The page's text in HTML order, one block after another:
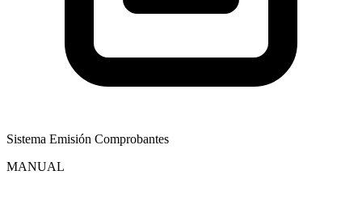
Sistema Emisión Comprobantes
MANUAL